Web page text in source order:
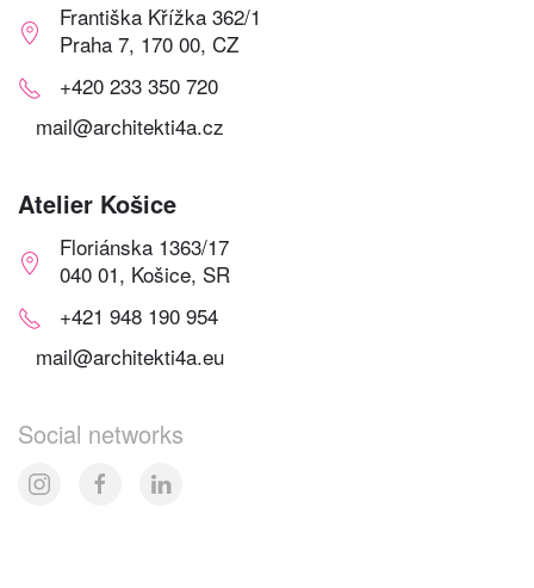
Františka Křížka 362/1
Praha 7, 170 00, CZ
+420 233 350 720
mail@architekti4a.cz
Atelier Košice
Floriánska 1363/17
040 01, Košice, SR
+421 948 190 954
mail@architekti4a.eu
Social networks